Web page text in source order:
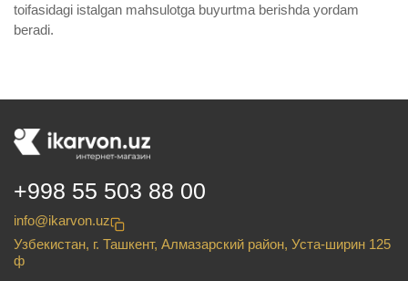
toifasidagi istalgan mahsulotga buyurtma berishda yordam
beradi.
+998 55 503 88 00
info@ikarvon.uz
Узбекистан, г. Ташкент, Алмазарский район, Уста-ширин 125
ф